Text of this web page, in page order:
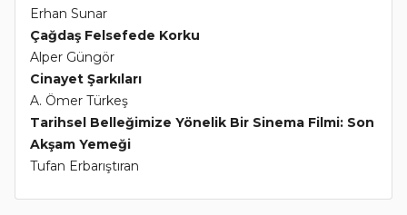
Erhan Sunar
Çağdaş Felsefede Korku
Alper Güngör
Cinayet Şarkıları
A. Ömer Türkeş
Tarihsel Belleğimize Yönelik Bir Sinema Filmi: Son
Akşam Yemeği
Tufan Erbarıştıran